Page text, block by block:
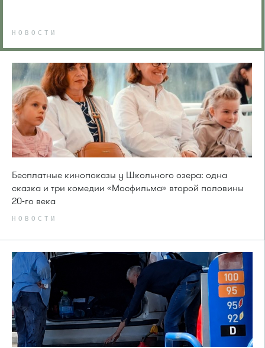
НОВОСТИ
Бесплатные кинопоказы у Школьного озера: одна
сказка и три комедии «Мосфильма» второй половины
20-го века
НОВОСТИ